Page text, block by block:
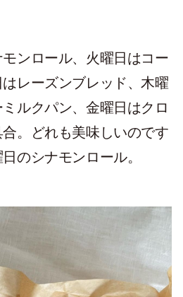
ンロール、火曜日はコー
レーズンブレッド、木曜
ルクパン、金曜日はクロ
。どれも美味しいのです
のシナモンロール。